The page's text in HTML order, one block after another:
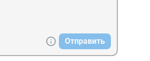
Отправить